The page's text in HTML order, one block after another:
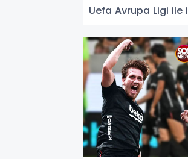
Uefa Avrupa Ligi